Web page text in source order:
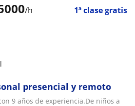
/h 1ª clase gratis
presencial y remoto
9 años de experiencia.De niños a